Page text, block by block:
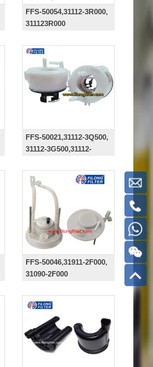
FFS-50054,31112-3R000,
311123R000
FFS-50021,31112-3Q500,
31112-3G500,31112-
FFS-50046,31911-2F000,
31090-2F000